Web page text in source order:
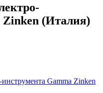
Zinken (Италия)
Gamma Zinken